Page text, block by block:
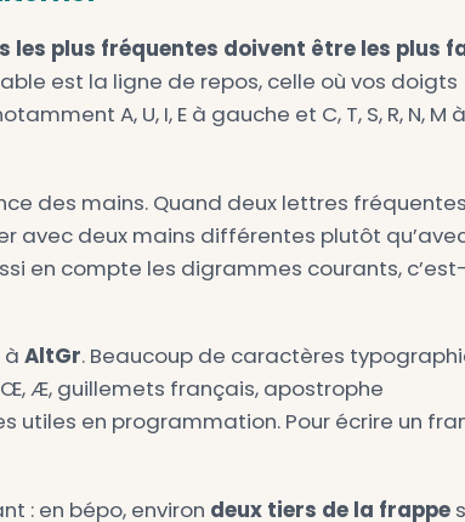
2005 , puis la disposition évolue par
bépo devient ensuite disponible
La communauté se structure
le bépo est intégré à la norme
ne rend pas le bépo
expérimentation de passionnés,
mieux alterner